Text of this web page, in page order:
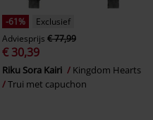
-61%
Exclusief
Adviesprijs € 77,99
€ 30,39
Riku Sora Kairi
Kingdom Hearts
Trui met capuchon